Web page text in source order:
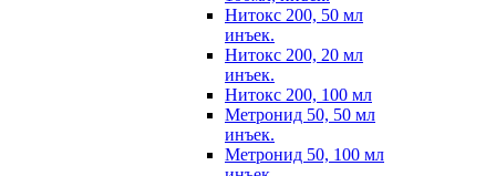
Нитокс 200, 50 мл
инъек.
Нитокс 200, 20 мл
инъек.
Нитокс 200, 100 мл
Метронид 50, 50 мл
инъек.
Метронид 50, 100 мл